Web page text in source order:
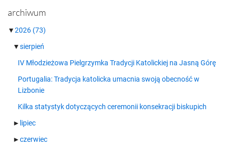
archiwum
▼2026 (73)
▼sierpień
IV Młodzieżowa Pielgrzymka Tradycji Katolickiej na Jasną Górę
Portugalia: Tradycja katolicka umacnia swoją obecność w
Lizbonie
Kilka statystyk dotyczących ceremonii konsekracji biskupich
► lipiec
►czerwiec